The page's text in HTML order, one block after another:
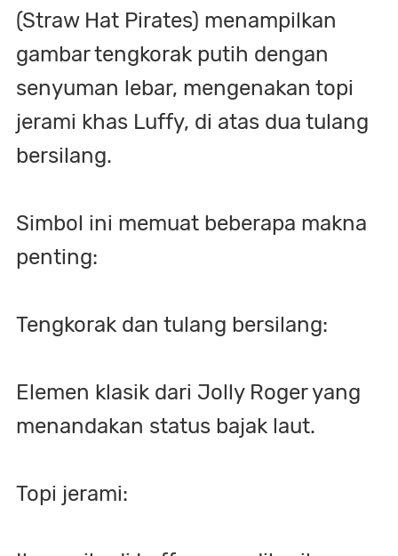
(Straw Hat Pirates) menampilkan
gambar tengkorak putih dengan
senyuman lebar, mengenakan topi
jerami khas Luffy, di atas dua tulang
bersilang.
Simbol ini memuat beberapa makna
penting:
Tengkorak dan tulang bersilang:
Elemen klasik dari Jolly Roger yang
menandakan status bajak laut.
Topi jerami: